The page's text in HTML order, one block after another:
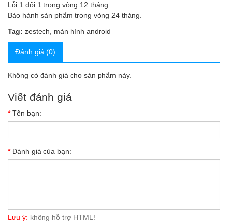
Lỗi 1 đổi 1 trong vòng 12 tháng.
Bảo hành sản phẩm trong vòng 24 tháng.
Tag: zestech màn hình android
Đánh giá (0)
Không có đánh giá cho sản phẩm này.
Viết đánh giá
Tên bạn:
Đánh giá của bạn:
Lưu ý: không hỗ trợ HTML!